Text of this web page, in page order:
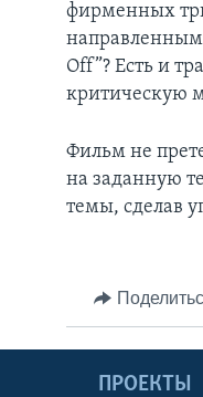
фирменных
Off”? Есть и
критическую
Фильм не
на заданную
темы, сделав
ПРОЕКТЫ